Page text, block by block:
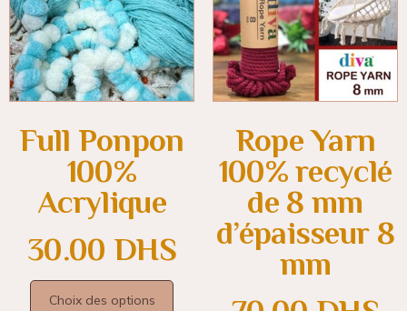
Full Ponpon
100%
Acrylique
30.00 DHS
Choix des options
Rope Yarn
100% recyclé
de 8 mm
d’épaisseur 8
mm